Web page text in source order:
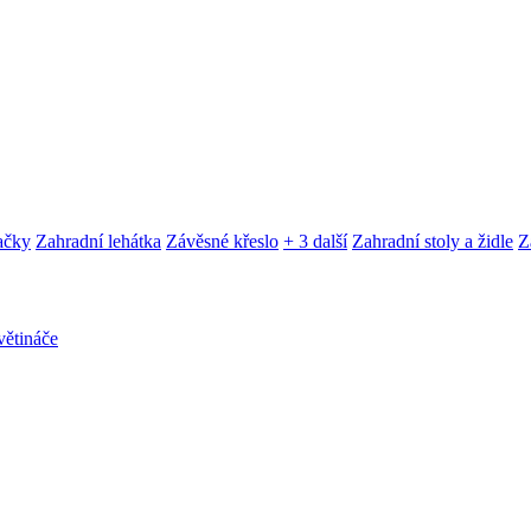
Zahradní lehátka Závěsné křeslo + 3 další Zahradní stoly a židle